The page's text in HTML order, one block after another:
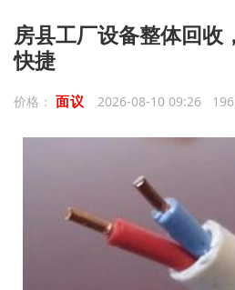
房县工厂设备整体回收
快捷
价格： 面议 2026-08-10 09:26